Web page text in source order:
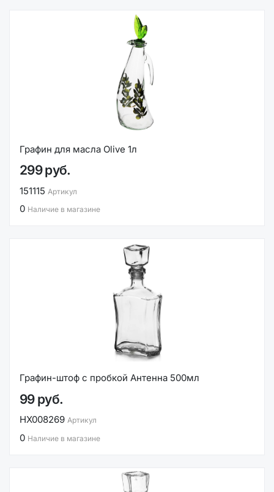
Графин для масла Olive 1л
299 руб.
151115 Артикул
0 Наличие в магазине
Графин-штоф с пробкой Антенна 500мл
99 руб.
НХ008269 Артикул
0 Наличие в магазине